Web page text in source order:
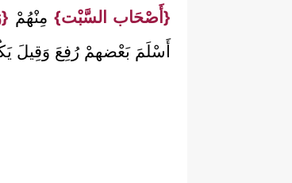
{أَصْحَاب السَّبْت} مِنْهُمْ
أَسْلَمَ بَعْضهمْ رُفِعَ وَقِيلَ